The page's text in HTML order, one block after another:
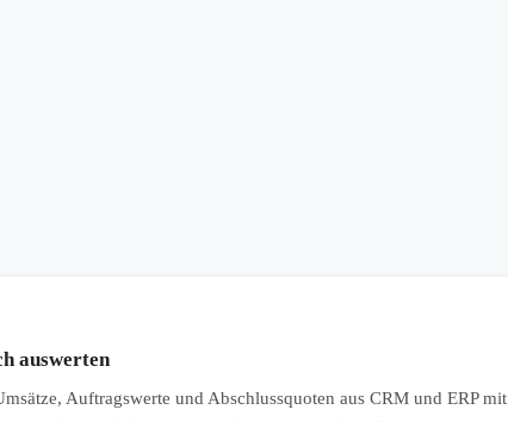
auswerten
Auftragswerte und Abschlussquoten aus CRM und ERP mit